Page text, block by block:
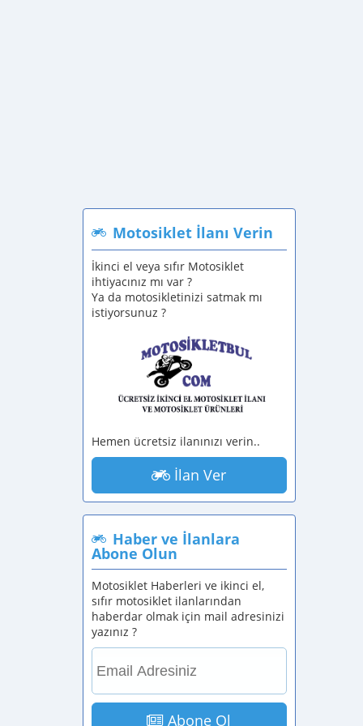
Motosiklet İlanı Verin
İkinci el veya sıfır Motosiklet
ihtiyacınız mı var ?
Ya da motosikletinizi satmak mı
istiyorsunuz ?
Hemen ücretsiz ilanınızı verin..
İlan Ver
Haber ve İlanlara
Abone Olun
Motosiklet Haberleri ve ikinci el,
sıfır motosiklet ilanlarından
haberdar olmak için mail adresinizi
yazınız ?
Abone Ol